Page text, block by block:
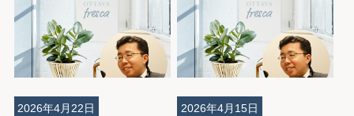
2026年4月22日 2026年4月15日